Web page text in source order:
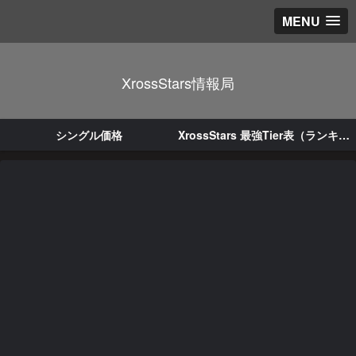
MENU
XrossStars情報局
シングル価格 XrossStars 最強Tier表（ランキング）｜LEADER/ACE評価と環境まとめ